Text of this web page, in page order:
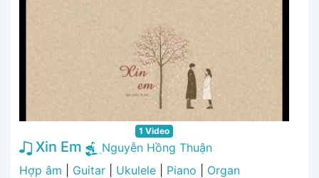
1 Video
Xin Em
Nguyễn Hồng Thuận
Hợp âm
Guitar Ukulele Piano
Organ